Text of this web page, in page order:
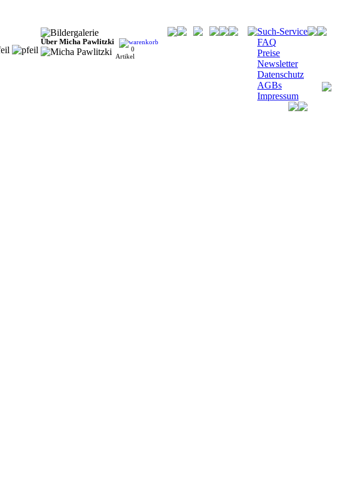
Such-Service
FAQ
Preise
Newsletter
Datenschutz
AGBs
Impressum
0
Artikel
Über Micha Pawlitzki